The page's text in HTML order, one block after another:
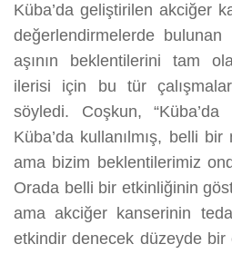
Küba’da geliştirilen akciğer
değerlendirmelerde
aşının beklentilerini tam
ilerisi için bu tür
söyledi. Coşkun,
Küba’da kullanılmış, belli
ama bizim beklentilerimiz
Orada belli bir etkinliğinin
ama akciğer kanserinin
etkindir denecek düzeyde bir